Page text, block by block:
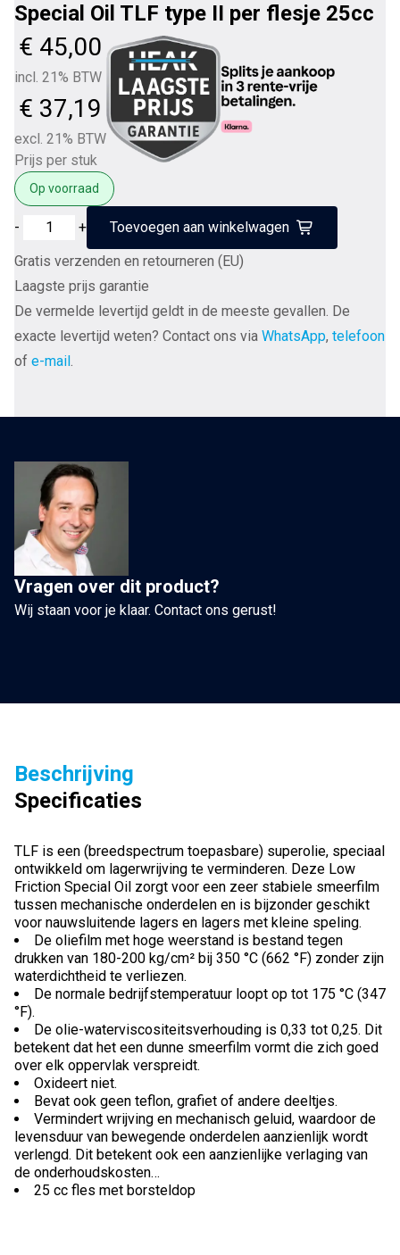
Special Oil TLF type II per flesje 25cc
€ 45,00
incl. 21% BTW
€ 37,19
excl. 21% BTW
Prijs per stuk
Op voorraad
Van
den
Hul
The
Friction
flesje
25cc
aantal
- +
Toevoegen aan winkelwagen
Gratis verzenden en retourneren (EU)
Laagste prijs garantie
De vermelde levertijd geldt in de meeste gevallen. De
exacte levertijd weten? Contact ons via WhatsApp, telefoon
of e-mail.
Vragen over dit product?
Wij staan voor je klaar. Contact ons gerust!
Beschrijving
Specificaties
TLF is een (breedspectrum toepasbare) superolie, speciaal
ontwikkeld om lagerwrijving te verminderen. Deze Low
Friction Special Oil zorgt voor een zeer stabiele smeerfilm
tussen mechanische onderdelen en is bijzonder geschikt
voor nauwsluitende lagers en lagers met kleine speling.
De oliefilm met hoge weerstand is bestand tegen
drukken van 180-200 kg/cm² bij 350 °C (662 °F) zonder zijn
waterdichtheid te verliezen.
De normale bedrijfstemperatuur loopt op tot 175 °C (347
°F).
De olie-waterviscositeitsverhouding is 0,33 tot 0,25. Dit
betekent dat het een dunne smeerfilm vormt die zich goed
over elk oppervlak verspreidt.
Oxideert niet.
Bevat ook geen teflon, grafiet of andere deeltjes.
Vermindert wrijving en mechanisch geluid, waardoor de
levensduur van bewegende onderdelen aanzienlijk wordt
verlengd. Dit betekent ook een aanzienlijke verlaging van
de onderhoudskosten…
25 cc fles met borsteldop